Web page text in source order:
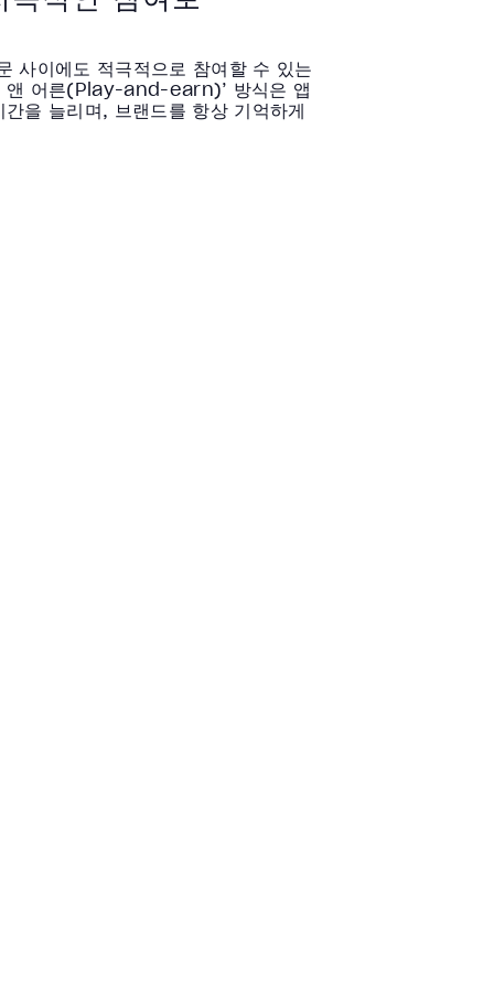
사이에도 적극적으로 참여할 수 있는
앤 어른(Play-and-earn)’ 방식은 앱
을 늘리며, 브랜드를 항상 기억하게